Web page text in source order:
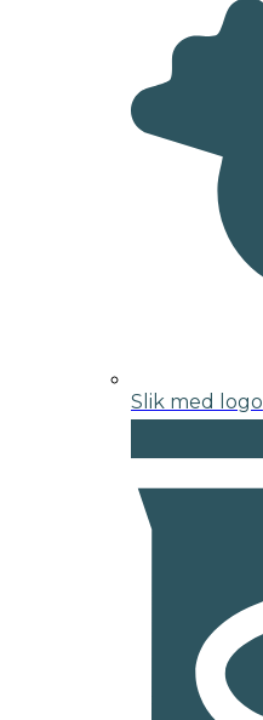
Slik med logo